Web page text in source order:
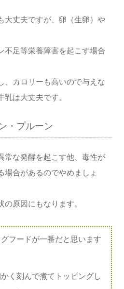
大丈夫ですが、卵（生卵）や
不足等栄養障害を起こす場合
、カロリーも高いので与えな
は大丈夫です。
・プルーン
常な発酵を起こす他、毒性が
場合があるのでやめましょ
の原因にもなります。
フードが一番だと思います
く刻んで煮てトッピングし